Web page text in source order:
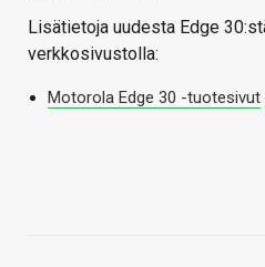
Lisätietoja uudesta Edge
verkkosivustolla:
Motorola Edge 30 -tuotesivut